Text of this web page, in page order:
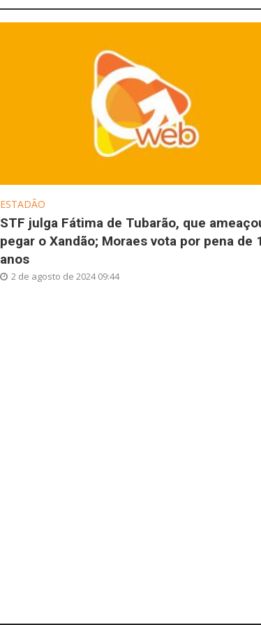
ESTADÃO
STF julga Fátima de Tubarão, que
pegar o Xandão; Moraes vota por pena de
anos
2 de agosto de 2024 09:44